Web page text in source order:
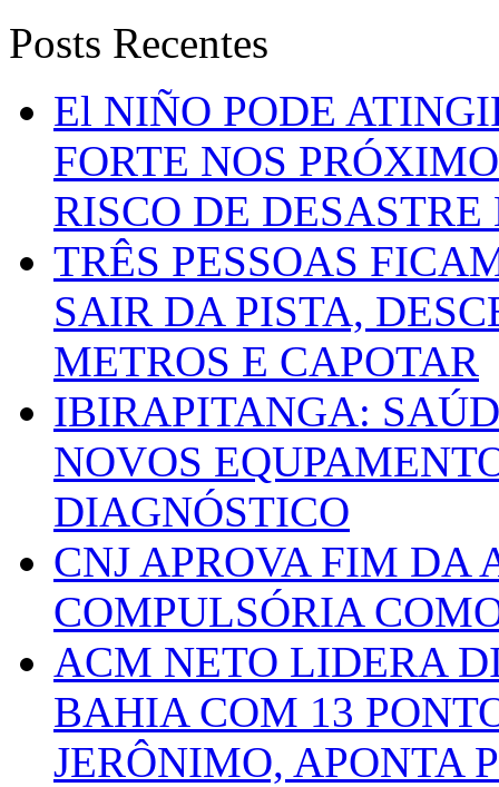
Posts Recentes
El NIÑO PODE
FORTE NOS
RISCO DE
TRÊS PESSOAS
SAIR DA PISTA,
METROS E CAPOTAR
IBIRAPITANGA:
NOVOS
DIAGNÓSTICO
CNJ APROVA FIM DA
COMPULSÓRIA
ACM NETO LIDERA
BAHIA COM 13
JERÔNIMO, APONTA